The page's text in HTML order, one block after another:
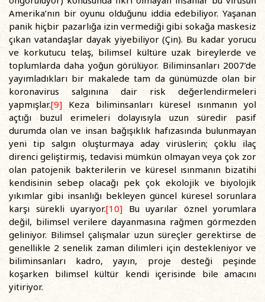
Amerika’nın bir oyunu olduğunu iddia edebiliyor. Yaşanan
panik hiçbir pazarlığa izin vermediği gibi sokağa maskesiz
çıkan vatandaşlar dayak yiyebiliyor (Çin). Bu kadar yorucu
ve korkutucu telaş, bilimsel kültüre uzak bireylerde ve
toplumlarda daha yoğun görülüyor. Biliminsanları 2007’de
yayımladıkları bir makalede tam da günümüzde olan bir
koronavirus salgınına dair risk değerlendirmeleri
yapmışlar.[9] Keza biliminsanları küresel ısınmanın yol
açtığı buzul erimeleri dolayısıyla uzun süredir pasif
durumda olan ve insan bağışıklık hafızasında bulunmayan
yeni tip salgın oluşturmaya aday virüslerin; çoklu ilaç
direnci geliştirmiş, tedavisi mümkün olmayan veya çok zor
olan patojenik bakterilerin ve küresel ısınmanın bizatihi
kendisinin sebep olacağı pek çok ekolojik ve biyolojik
yıkımlar gibi insanlığı bekleyen güncel küresel sorunlara
karşı sürekli uyarıyor.[10] Bu uyarılar öznel yorumlara
değil, bilimsel verilere dayanmasına rağmen görmezden
geliniyor. Bilimsel çalışmalar uzun süreçler gerektirse de
genellikle 2 senelik zaman dilimleri için destekleniyor ve
biliminsanları kadro, yayın, proje desteği peşinde
koşarken bilimsel kültür kendi içerisinde bile amacını
yitiriyor.